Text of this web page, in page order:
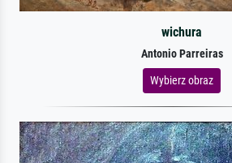
wichura
Antonio Parreiras
Wybierz obraz